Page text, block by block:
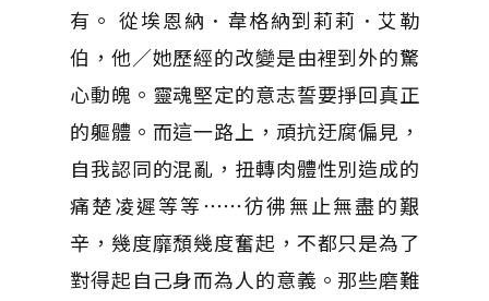
有。 從埃恩納．韋格納到莉莉．艾勒
伯，他／她歷經的改變是由裡到外的驚
心動魄。靈魂堅定的意志誓要掙回真正
的軀體。而這一路上，頑抗迂腐偏見，
自我認同的混亂，扭轉肉體性別造成的
痛楚凌遲等等⋯⋯彷彿無止無盡的艱
辛，幾度靡頹幾度奮起，不都只是為了
對得起自己身而為人的意義。那些磨難